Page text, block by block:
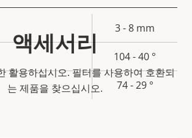
3 - 8 mm
104 - 40 °
74 - 29 °
액세서리
활용하십시오. 필터를 사용하여 호환되
는 제품을 찾으십시오.